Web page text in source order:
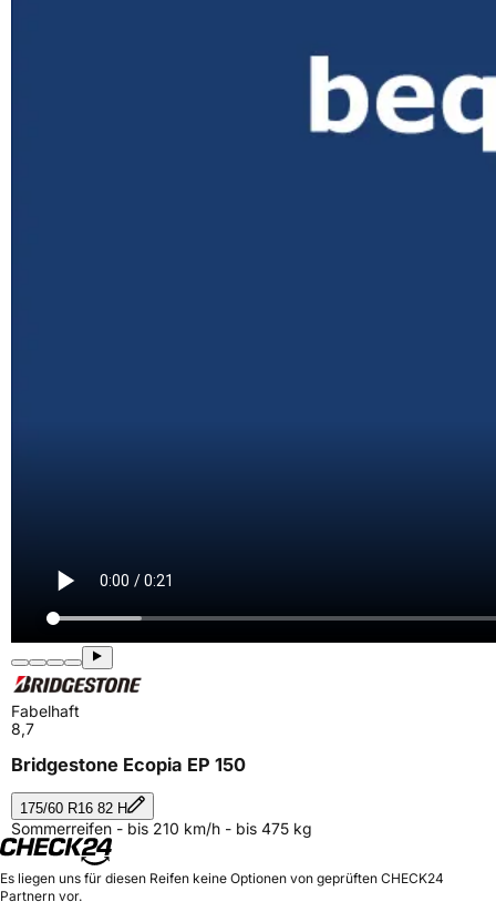
Fabelhaft
8,7
Bridgestone Ecopia EP 150
175/60 R16 82 H
Sommerreifen - bis 210 km/h - bis 475 kg
Es liegen uns für diesen Reifen keine Optionen von geprüften CHECK24
Partnern vor.